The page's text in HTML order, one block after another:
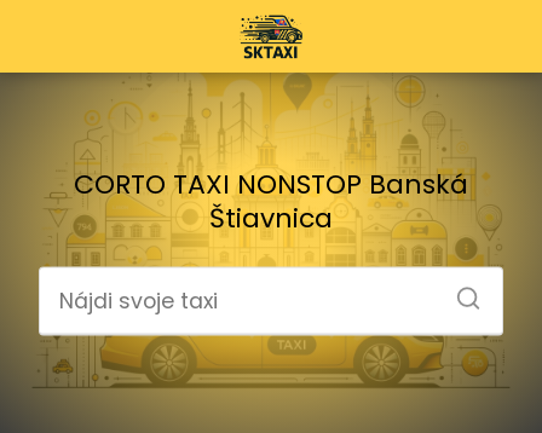
CORTO TAXI NONSTOP Banská
Štiavnica